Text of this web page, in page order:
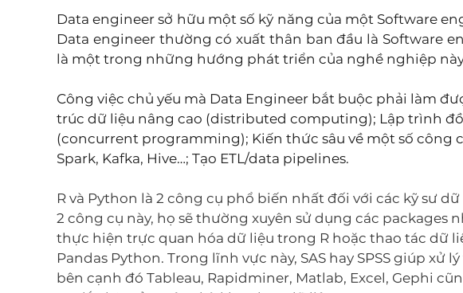
Data engineer sở hữu một số kỹ năng của một Software
Data engineer thường có xuất thân ban đầu là Software
là một trong những hướng phát triển của nghề nghiệp
Công việc chủ yếu mà Data Engineer bắt buộc phải làm
trúc dữ liệu nâng cao (distributed computing); Lập trình
(concurrent programming); Kiến thức sâu về một số công
Spark, Kafka, Hive…; Tạo ETL/data pipelines.
R và Python là 2 công cụ phổ biến nhất đối với các kỹ sư dữ
2 công cụ này, họ sẽ thường xuyên sử dụng các packages
thực hiện trực quan hóa dữ liệu trong R hoặc thao tác dữ
Pandas Python. Trong lĩnh vực này, SAS hay SPSS giúp xử
bên cạnh đó Tableau, Rapidminer, Matlab, Excel, Gephi